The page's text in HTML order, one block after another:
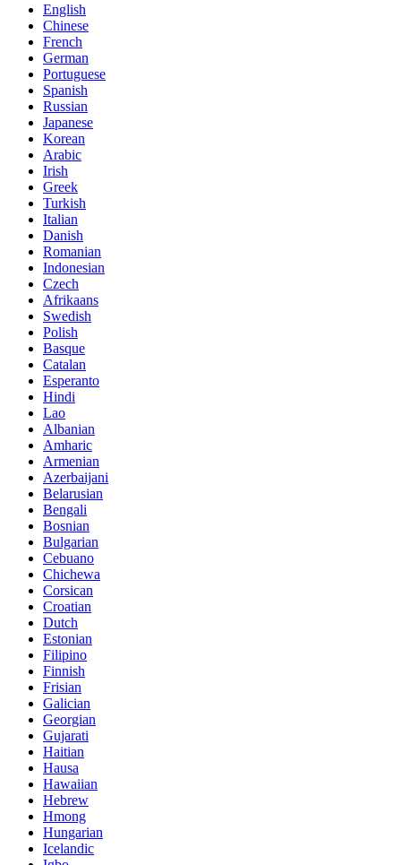
English
Chinese
French
German
Portuguese
Spanish
Russian
Japanese
Korean
Arabic
Irish
Greek
Turkish
Italian
Danish
Romanian
Indonesian
Czech
Afrikaans
Swedish
Polish
Basque
Catalan
Esperanto
Hindi
Lao
Albanian
Amharic
Armenian
Azerbaijani
Belarusian
Bengali
Bosnian
Bulgarian
Cebuano
Chichewa
Corsican
Croatian
Dutch
Estonian
Filipino
Finnish
Frisian
Galician
Georgian
Gujarati
Haitian
Hausa
Hawaiian
Hebrew
Hmong
Hungarian
Icelandic